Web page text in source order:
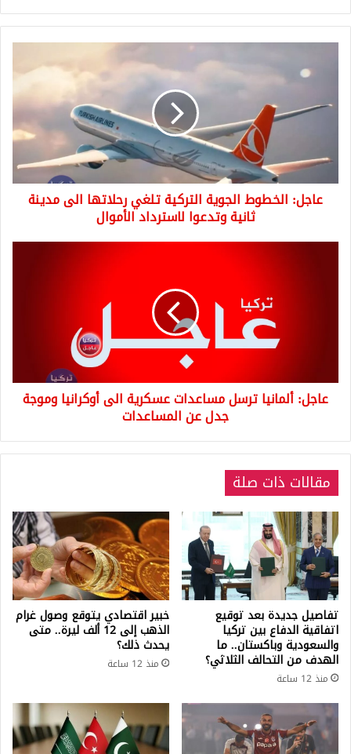
الخطوط
التركية
تلغي
مدينة
ثانية
وتدعوا
عاجل: الخطوط الجوية التركية تلغي رحلاتها الى مدينة
ثانية وتدعوا لاسترداد الأموال
جدل
عن
المساعدات
عاجل: ألمانيا ترسل مساعدات عسكرية الى أوكرانيا وموجة
جدل عن المساعدات
مقالات ذات صلة
تفاصيل جديدة بعد توقيع
اتفاقية الدفاع بين تركيا
والسعودية وباكستان.. ما
الهدف من التحالف الثلاثي؟
منذ 12 ساعة
خبير اقتصادي يتوقع وصول غرام
الذهب إلى 12 ألف ليرة.. متى
يحدث ذلك؟
منذ 12 ساعة